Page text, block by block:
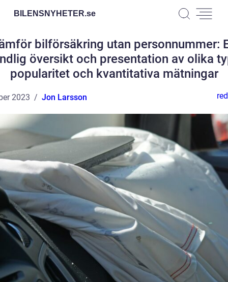
BILENSNYHETER.se
bilförsäkring utan personnummer:
översikt och presentation av olika
popularitet och kvantitativa mätningar
2023 Jon Larsson